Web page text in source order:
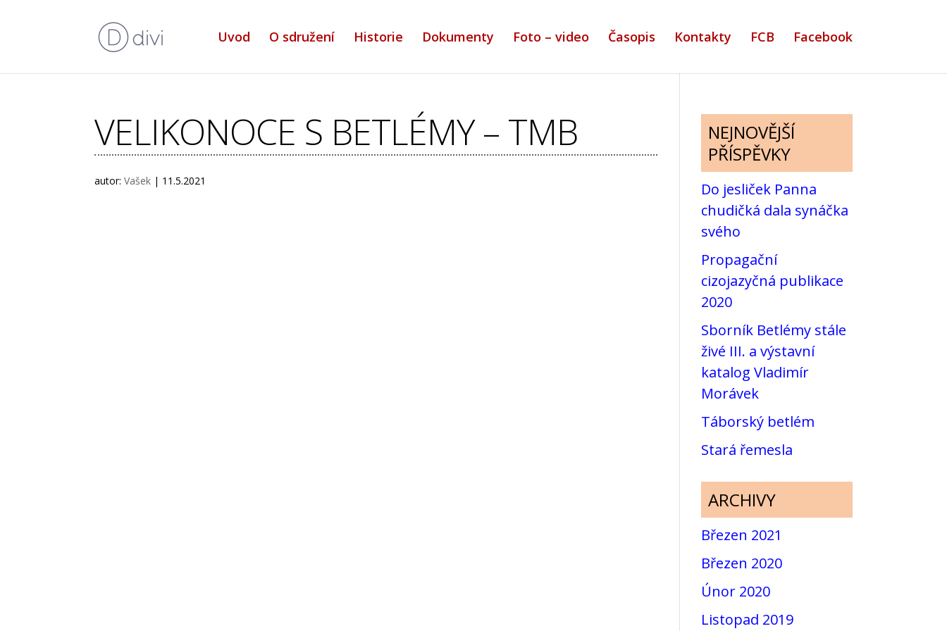
Uvod O sdružení Historie Dokumenty Foto – video Časopis Kontakty FCB Facebook
VELIKONOCE S BETLÉMY – TMB
autor:Vašek | 11.5.2021
NEJNOVĚJŠÍ
PŘÍSPĚVKY
Do jesliček Panna
chudičká dala synáčka
svého
Propagační
cizojazyčná publikace
2020
Sborník Betlémy stále
živé III. a výstavní
katalog Vladimír
Morávek
Táborský betlém
Stará řemesla
ARCHIVY
Březen 2021
Březen 2020
Únor 2020
Listopad 2019